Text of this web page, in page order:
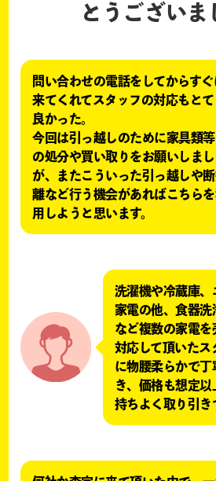
とうございま
問い合わせの電話をしてからすぐ
来てくれてスタッフの対応もと
良かった。
今回は引っ越しのために家具類
の処分や買い取りをお願いしま
が、またこういった引っ越しや
離など行う機会があればこちらを
用しようと思います。
洗濯機や冷蔵庫
家電の他、食器
など複数の家電を
対応して頂いたス
に物腰柔らかで
き、価格も想定
持ちよく取り引き